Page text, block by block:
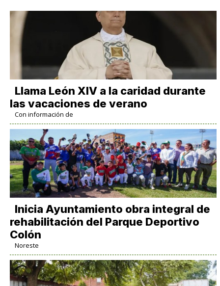
Llama León XIV a la caridad durante
las vacaciones de verano
Con información de
Inicia Ayuntamiento obra integral de
rehabilitación del Parque Deportivo
Colón
Noreste